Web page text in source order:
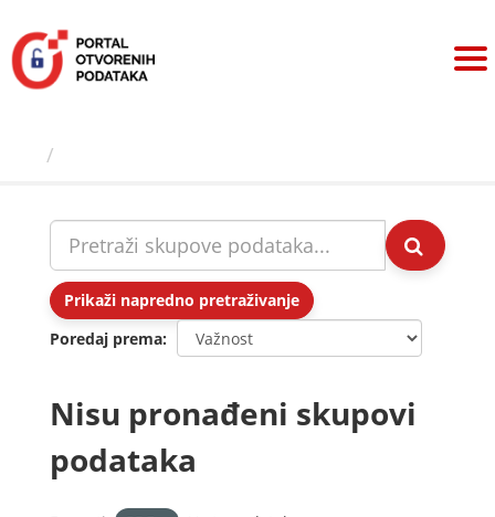
sadržaj
Prikaži napredno pretraživanje
Poredaj prema
Nisu pronađeni skupovi
podataka